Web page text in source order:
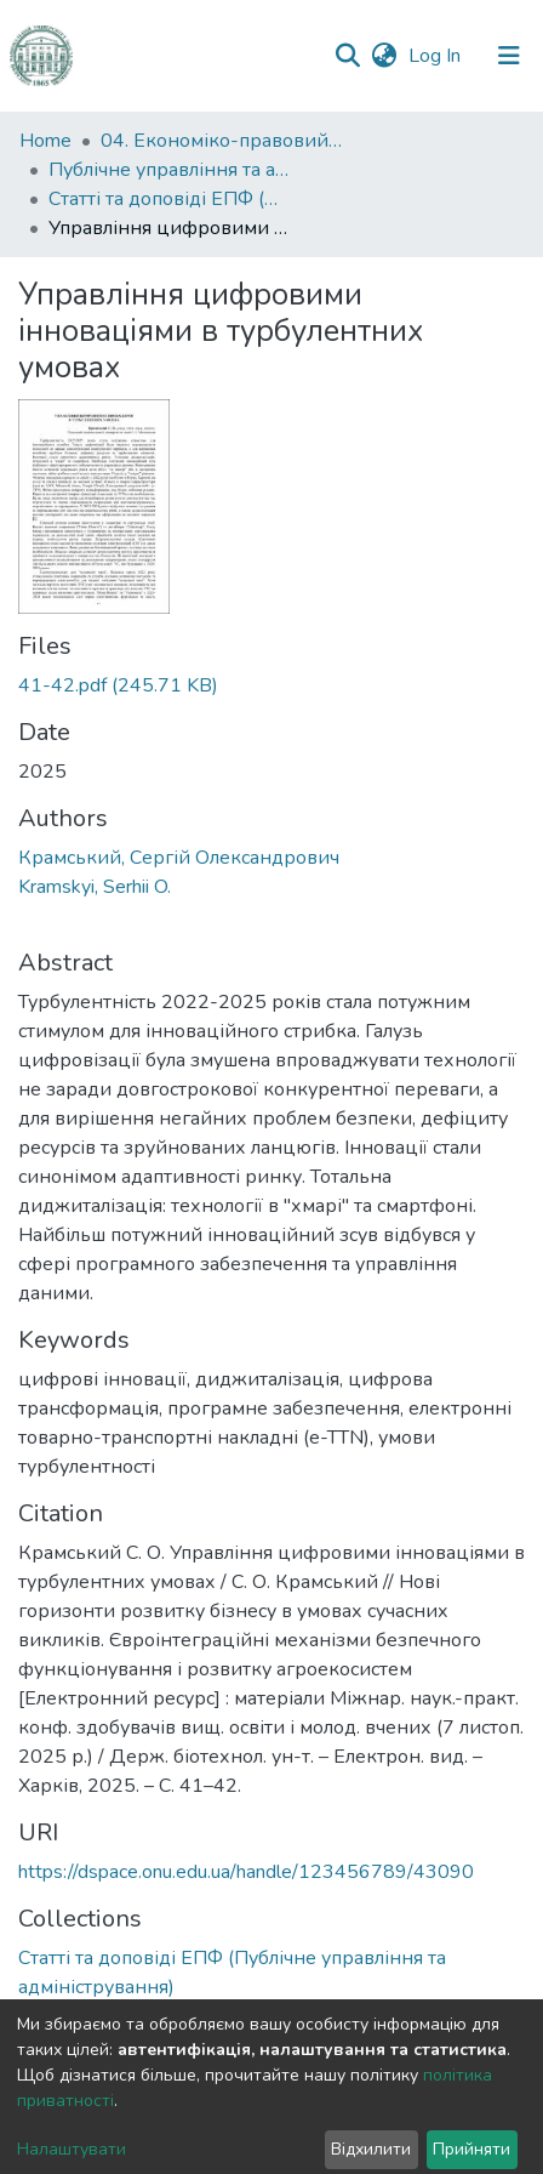
Log In (current)
Communities
&
Collections
All of DSpace
Statistics
Home
04. Економіко-правовий факультет
Публічне управління та адміністрування
Статті та доповіді ЕПФ (Публічне управління та адміністрування)
Управління цифровими інноваціями в турбулентних умовах
Управління цифровими
інноваціями в турбулентних
умовах
Files
41-42.pdf(245.71 KB)
Date
2025
Authors
Крамський, Сергій Олександрович
Kramskyi, Serhii O.
Abstract
Турбулентність 2022-2025 років стала потужним
стимулом для інноваційного стрибка. Галузь
цифровізації була змушена впроваджувати технології
не заради довгострокової конкурентної переваги, а
для вирішення негайних проблем безпеки, дефіциту
ресурсів та зруйнованих ланцюгів. Інновації стали
синонімом адаптивності ринку. Тотальна
диджиталізація: технології в "хмарі" та смартфоні.
Найбільш потужний інноваційний зсув відбувся у
сфері програмного забезпечення та управління
даними.
Keywords
цифрові інновації, диджиталізація, цифрова
трансформація, програмне забезпечення, електронні
товарно-транспортні накладні (e-TTN), умови
турбулентності
Citation
Крамський С. О. Управління цифровими інноваціями в
турбулентних умовах / С. О. Крамський // Нові
горизонти розвитку бізнесу в умовах сучасних
викликів. Євроінтеграційні механізми безпечного
функціонування і розвитку агроекосистем
[Електронний ресурс] : матеріали Міжнар. наук.-практ.
конф. здобувачів вищ. освіти і молод. вчених (7 листоп.
2025 р.) / Держ. біотехнол. ун-т. – Електрон. вид. –
Харків, 2025. – С. 41–42.
URI
https://dspace.onu.edu.ua/handle/123456789/43090
Collections
Статті та доповіді ЕПФ (Публічне управління та
адміністрування)
Full item page
Cookie
End User
Agreement
Send
Feedback
Ми збираємо та обробляємо вашу особисту інформацію для
таких цілей: автентифікація, налаштування та статистика.
Щоб дізнатися більше, прочитайте нашу політику політика
приватності.
Налаштувати Відхилити Прийняти